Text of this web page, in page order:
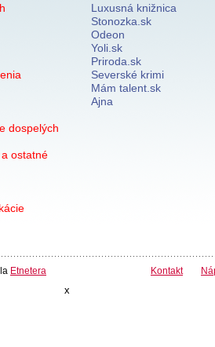
dospelých
ostatné
Luxusná knižnica
Stonozka.sk
Odeon
Yoli.sk
Priroda.sk
Severské krimi
Mám talent.sk
Ajna
Etnetera Kontakt
x